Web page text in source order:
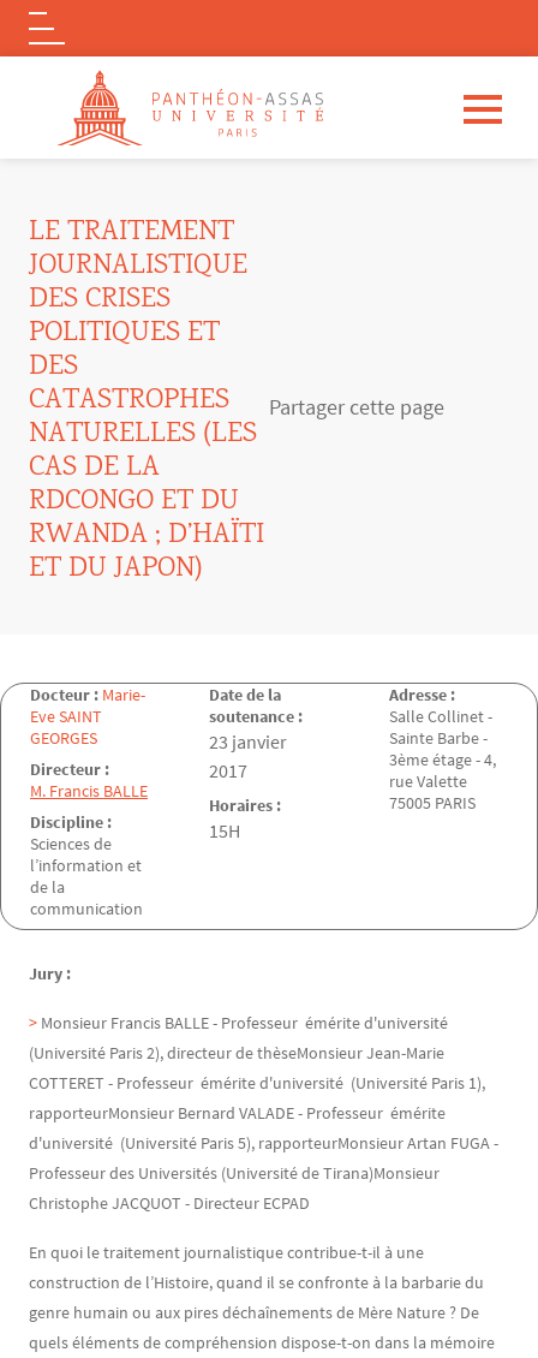
Logo
LE TRAITEMENT
JOURNALISTIQUE
DES CRISES
POLITIQUES ET
DES
CATASTROPHES
NATURELLES (LES
CAS DE LA
RDCONGO ET DU
RWANDA ; D’HAÏTI
ET DU JAPON)
Partager cette page
Docteur : Marie-
Eve SAINT
GEORGES
Directeur :
M. Francis BALLE
Discipline :
Sciences de
l’information et
de la
communication
Date de la
soutenance :
Date de la soutenance
23 janvier
2017
Horaires :
15H
Adresse :
Salle Collinet -
Sainte Barbe -
3ème étage - 4,
rue Valette
75005 PARIS
Jury :
Monsieur Francis BALLE - Professeur émérite d'université
(Université Paris 2), directeur de thèseMonsieur Jean-Marie
COTTERET - Professeur émérite d'université (Université Paris 1),
rapporteurMonsieur Bernard VALADE - Professeur émérite
d'université (Université Paris 5), rapporteurMonsieur Artan FUGA -
Professeur des Universités (Université de Tirana)Monsieur
Christophe JACQUOT - Directeur ECPAD
En quoi le traitement journalistique contribue-t-il à une
construction de l’Histoire, quand il se confronte à la barbarie du
genre humain ou aux pires déchaînements de Mère Nature ? De
quels éléments de compréhension dispose-t-on dans la mémoire